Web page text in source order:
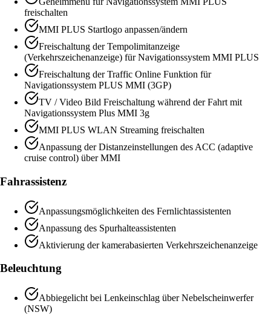
freischalten
MMI PLUS Startlogo anpassen/ändern
Freischaltung der Tempolimitanzeige
(Verkehrszeichenanzeige) für Navigationssystem MMI PLUS
Freischaltung der Traffic Online Funktion für
Navigationssystem PLUS MMI (3GP)
TV / Video Bild Freischaltung während der Fahrt mit
Navigationssystem Plus MMI 3g
MMI PLUS WLAN Streaming freischalten
Anpassung der Distanzeinstellungen des ACC (adaptive
cruise control) über MMI
Fahrassistenz
Anpassungsmöglichkeiten des Fernlichtassistenten
Anpassung des Spurhalteassistenten
Aktivierung der kamerabasierten Verkehrszeichenanzeige
Beleuchtung
Abbiegelicht bei Lenkeinschlag über Nebelscheinwerfer
(NSW)